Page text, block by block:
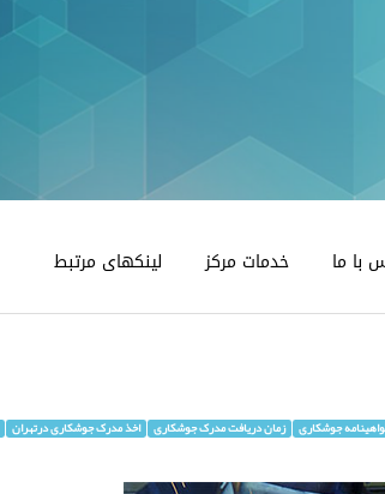
با ما خدمات مرکز لینکهای مرتبط
جوشکاری زمان دریافت مدرک جوشکاری اخذ مدرک جوشکاری درتهران